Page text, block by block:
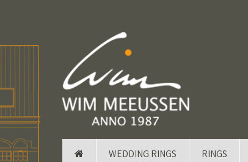
WEDDING RINGS RINGS